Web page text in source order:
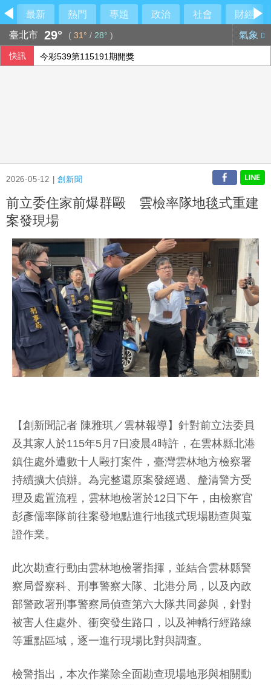
最新 熱門 專題 政治 社會
財經
臺北市 29° ( 31° / 28° ) 氣象
快訊 今彩539第115191期開獎
2026-05-12 |創新聞
前立委住家前爆群毆 雲檢率隊地毯式重建
案發現場
【創新聞記者 陳雅琪／雲林報導】針對前立法委員
及其家人於115年5月7日凌晨4時許，在雲林縣北港
鎮住處外遭數十人毆打案件，臺灣雲林地方檢察署
持續擴大偵辦。為完整還原案發經過、釐清警方受
理及處置流程，雲林地檢署於12日下午，由檢察官
彭彥儒率隊前往案發地點進行地毯式現場勘查與蒐
證作業。
此次勘查行動由雲林地檢署指揮，並結合雲林縣警
察局督察科、刑事警察大隊、北港分局，以及內政
部警政署刑事警察局偵查第六大隊共同參與，針對
被害人住處外、衝突發生路口，以及神轎行經路線
等重點區域，逐一進行現場比對與調查。
檢警指出，本次作業除全面勘查現場地形與相關動